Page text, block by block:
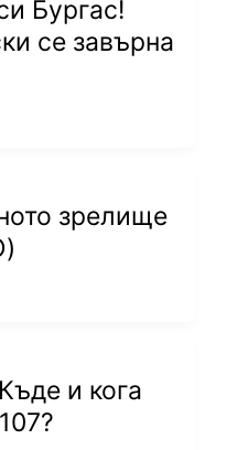
Бургас!
се завърна
зрелище
и кога